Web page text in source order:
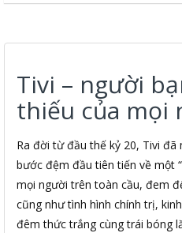
Tivi – người
thiếu của mọi
Ra đời từ đầu thế kỷ 20, Tivi
bước đệm đầu tiên tiến về một
mọi người trên toàn cầu, đem
cũng như tình hình chính trị,
đêm thức trắng cùng trái bóng